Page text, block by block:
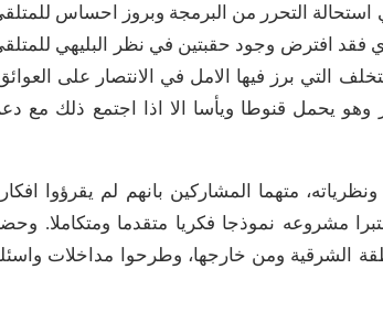
استحالة التحرر من البرمجة وبروز احساس
فقد افترض وجود حقبتين في نظر البليهي
التي برز فيها الامل في الانتصار على
وهو يحمل قنوطا ويأسا الا اذا اجتمع ذلك مع
متهما المشاركين بانهم لم يقرؤوا
مشروعه نموذجا فكريا متقدما ومتكاملا.
الشرقية ومن خارجها، وطرحوا مداخلات